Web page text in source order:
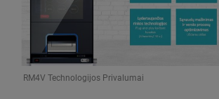
RM4V Technologijos Privalumai